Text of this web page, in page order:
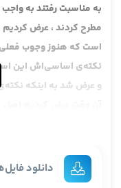
به مناسبت رفتند به
مطرح کردند ، عرض
است که هنوز وجوب
نکته‌ی اساسی‌اش این
و عرض شد به اینکه
اختلاف دارد ایشان سعی
ضابط هم می‌دانید خودش
دانلود